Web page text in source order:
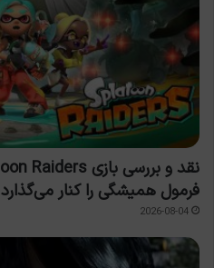
فرمول همیشگی را کنار می‌گذارد
2026-08-04